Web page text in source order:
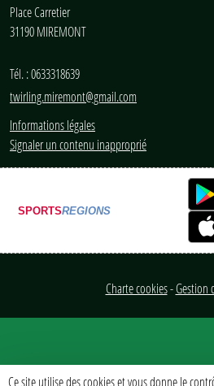
Place Carretier
31190MIREMONT
Tél. :0633318639
twirling.miremont@gmail.com
Informations légales
Signaler un contenu inapproprié
SPORTSREGIONS
Charte cookies Gestion
Ce site utilise des cookies et vous donne le